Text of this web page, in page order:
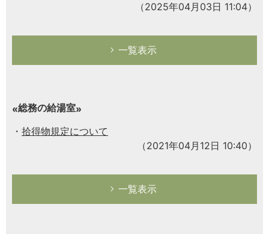
（2025年04月03日 11:04）
一覧表示
総務の給湯室
拾得物規定について
（2021年04月12日 10:40）
一覧表示